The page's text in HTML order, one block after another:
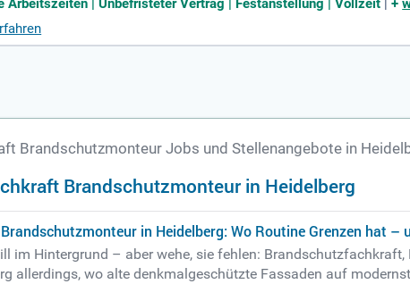
Arbeitszeiten | Unbefristeter Vertrag | Festanstellung | Vollzeit |+
Brandschutzmonteur Jobs und Stellenangebote in
Brandschutzmonteur in Heidelberg
in Heidelberg: Wo Routine Grenzen hat –
im Hintergrund – aber wehe, sie fehlen:
allerdings, wo alte denkmalgeschützte Fassaden auf